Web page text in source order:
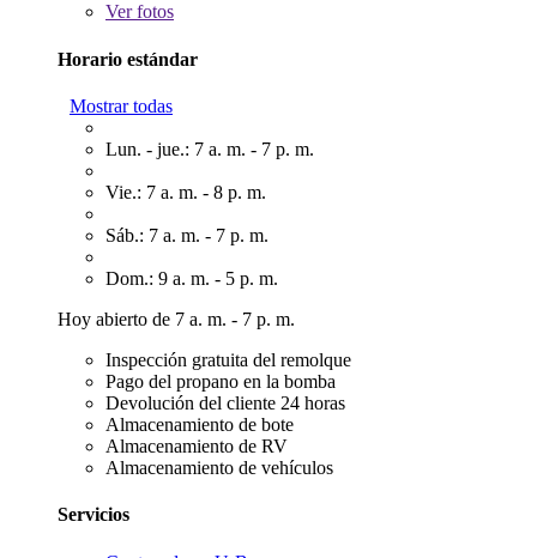
Verfotos
Horario estándar
Mostrar todas
Lun. - jue.: 7 a. m. - 7 p. m.
Vie.: 7 a. m. - 8 p. m.
Sáb.: 7 a. m. - 7 p. m.
Dom.: 9 a. m. - 5 p. m.
Hoy abierto de 7 a. m. - 7 p. m.
Inspección gratuita del remolque
Pago del propano en la bomba
Devolución del cliente 24 horas
Almacenamiento de bote
Almacenamiento de RV
Almacenamiento de vehículos
Servicios